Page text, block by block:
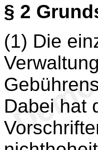
§ 2
(1) Die
Dabei hat